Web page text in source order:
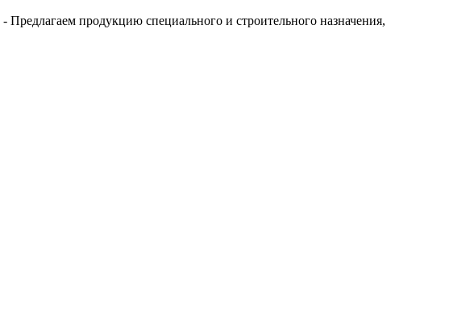
- Предлагаем продукцию специального и строительного назначения,